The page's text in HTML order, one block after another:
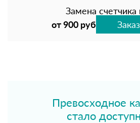
Замена
от 900 руб
Превосходное
стало